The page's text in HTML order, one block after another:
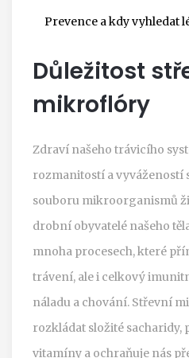
Prevence a kdy vyhledat
Důležitost
mikroflóry
Zdraví našeho trávicího
rozmanitostí a
souboru mikroorganismů
drobní obyvatelé našeho
mnoha procesech, které
trávení, ale i celkový
náladu a chování. Střevní
rozkládat složité sacharidy,
vitamíny a ochraňuje nás